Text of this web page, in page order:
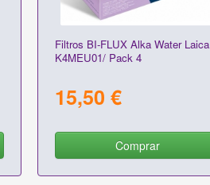
Filtros BI-FLUX Alka Water Laica
K4MEU01/ Pack 4
15,50 €
Comprar